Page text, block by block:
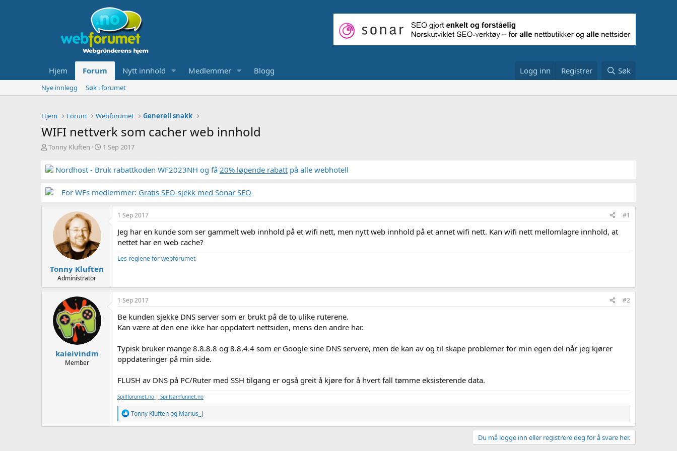
Hjem Forum Nytt innhold Medlemmer Blogg Logg inn Registrer Søk
Nye innlegg Søk i forumet
Hjem Forum Webforumet Generell snakk
WIFI nettverk som cacher web innhold
T
å
d
t
Tonny Kluften
S
r
d
1 Sep 2017
Nordhost - Bruk rabattkoden WF2023NH og få 20% løpende rabatt på alle webhotell
For WFs medlemmer: Gratis SEO-sjekk med Sonar SEO
Tonny Kluften
Administrator
1 Sep 2017 #1
Jeg har en kunde som ser gammelt web innhold på et wifi nett, men nytt web innhold på et annet wifi nett. Kan wifi nett mellomlagre innhold, at
nettet har en web cache?
Les reglene for webforumet
kaieivindm
Member
1 Sep 2017 #2
Be kunden sjekke DNS server som er brukt på de to ulike ruterene.
Kan være at den ene ikke har oppdatert nettsiden, mens den andre har.
Typisk bruker mange 8.8.8.8 og 8.8.4.4 som er Google sine DNS servere, men de kan av og til skape problemer for min egen del når jeg kjører
oppdateringer på min side.
FLUSH av DNS på PC/Ruter med SSH tilgang er også greit å kjøre for å hvert fall tømme eksisterende data.
Spillforumet.no | Spillsamfunnet.no
R
e
a
Tonny Kluftenog Marius_J
Du må logge inn eller registrere deg for å svare her.